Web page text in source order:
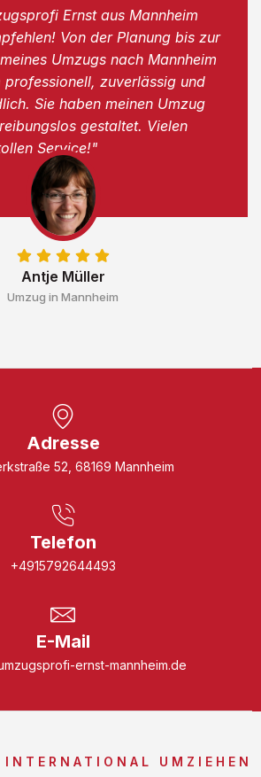
Antje Müller
Umzug in Mannheim
Ernst aus Mannheim
Von der Planung bis zur
Umzugs nach Mannheim
professionell, zuverlässig und
Sie haben meinen Umzug
gestaltet. Vielen
Service!"
Adresse
52, 68169 Mannheim
Telefon
+4915792644493
E-Mail
ernst-mannheim.de
UMZIEHEN